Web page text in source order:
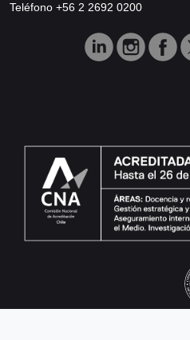
Teléfono +56 2 2692 0200